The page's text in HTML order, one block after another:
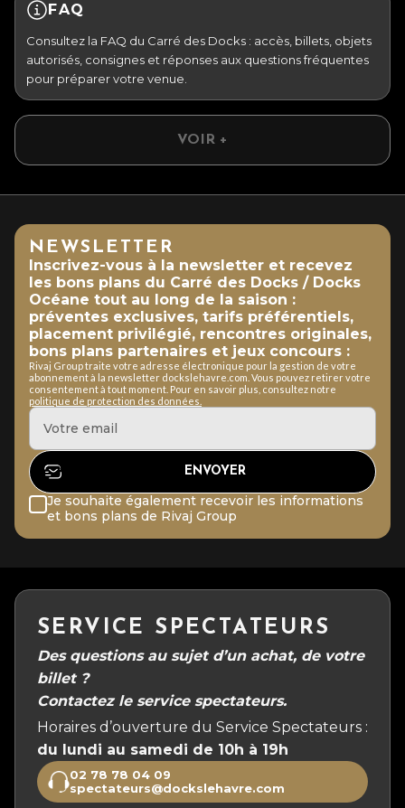
FAQ
Consultez la FAQ du Carré des Docks : accès, billets, objets
autorisés, consignes et réponses aux questions fréquentes
pour préparer votre venue.
VOIR +
NEWSLETTER
Inscrivez-vous à la newsletter et recevez
les bons plans du Carré des Docks / Docks
Océane tout au long de la saison :
préventes exclusives, tarifs préférentiels,
placement privilégié, rencontres originales,
bons plans partenaires et jeux concours :
Rivaj Group traite votre adresse électronique pour la gestion de votre
abonnement à la newsletter dockslehavre.com. Vous pouvez retirer votre
consentement à tout moment. Pour en savoir plus, consultez notre
politique de protection des données.
Je souhaite également recevoir les informations
et bons plans de Rivaj Group
SERVICE SPECTATEURS
Des questions au sujet d’un achat, de votre
billet ?
Contactez le service spectateurs.
Horaires d’ouverture du Service Spectateurs :
du lundi au samedi de 10h à 19h
02 78 78 04 09
spectateurs@dockslehavre.com